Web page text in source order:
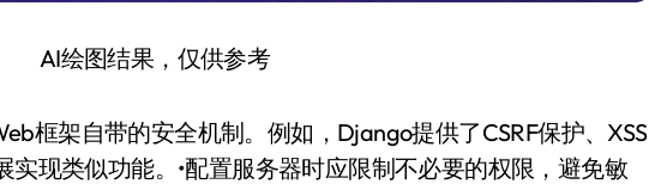
AI绘图结果，仅供参考
框架自带的安全机制。例如，Django提供了CSRF保护、XSS
实现类似功能。•配置服务器时应限制不必要的权限，避免敏